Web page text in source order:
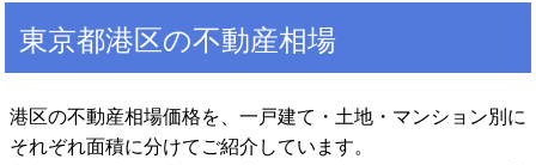
東京都港区の不動産相場
港区の不動産相場価格を、一戸建て・土地・マンション別に
それぞれ面積に分けてご紹介しています。